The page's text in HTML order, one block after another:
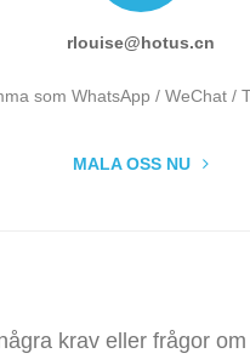
rlouise@hotus.cn
som WhatsApp / WeChat /
MALA OSS NU
krav eller frågor